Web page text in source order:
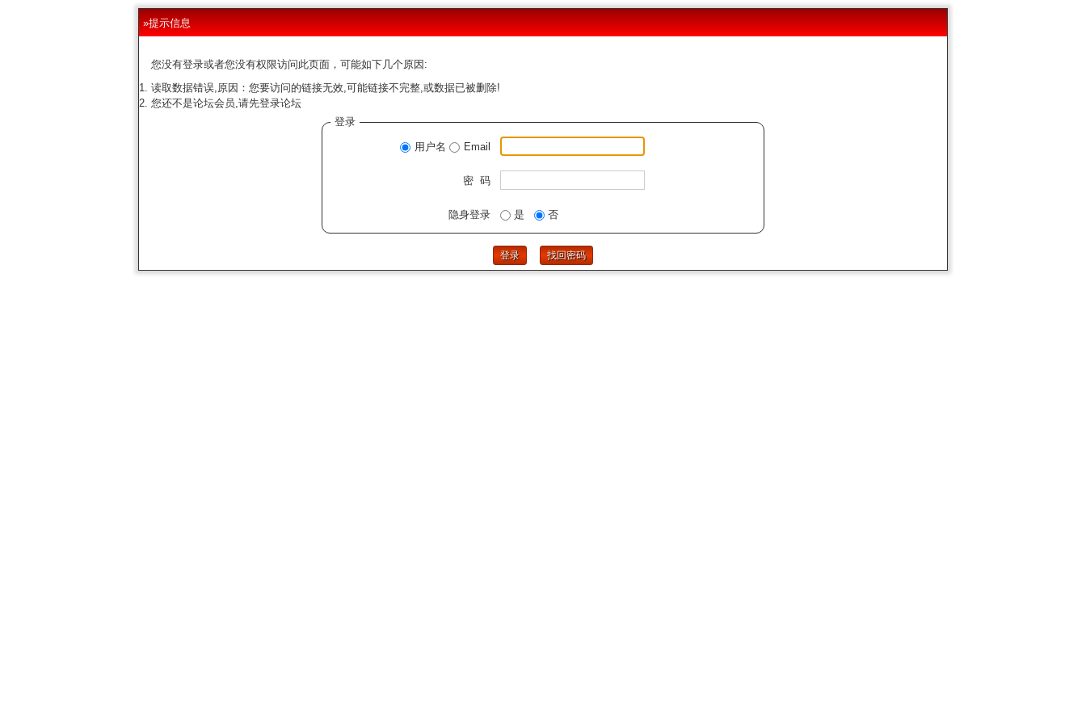
»提示信息
您没有登录或者您没有权限访问此页面，可能如下几个原因:
读取数据错误,原因：您要访问的链接无效,可能链接不完整,或数据已被删除!
您还不是论坛会员,请先登录论坛
登录
用户名 Email
密 码
隐身登录 是 否